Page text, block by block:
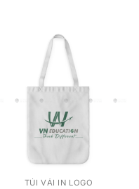
TÚI VẢI IN LOGO